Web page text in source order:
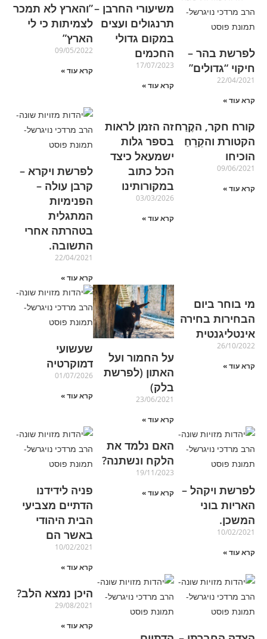
לפרשת בהר –
חיקוי “גדולים”
22/04/2021
קרא עוד »
משיעורי החרבן –
תרנגולים ועצים
במקום גדולי
החכמים
17/07/2023
קרא עוד »
‏‏”והארץ לא תמכר
לצמיתות כי לי
הארץ”
09/05/2022
קרא עוד »
קורח חקר, הקֶרַח
הקטורת והקֵרֵחַ
הוכיחו
09/06/2021
קרא עוד »
זה הזמן לראות
בספר גלות
ישמעאל כיצד
הכל כתוב
במקורותינו
03/03/2026
קרא עוד »
לפרשת ויקרא –
קרבן עולה –
הפנימיות
המתגלית
בטהרתה אחרי
התשובה.
22/04/2021
קרא עוד »
מי בוחר ביום
הבחירות בחירה
אינטליגנטית
26/10/2022
קרא עוד »
על החמור ועל
האתון (לפרשת
בלק)
23/06/2021
קרא עוד »
שעשועי
דמוקרטיה
01/07/2026
קרא עוד »
לפרשת ויקהל –
האריות בוני
המשכן.
10/02/2021
קרא עוד »
האם נלמד את
הלקח ונשתנה?
19/11/2023
קרא עוד »
פניה לידידנו
הדתיים מצביעי
הבית היהודי
באשר הם
10/02/2021
קרא עוד »
היכן נמצא הלב?
29/08/2021
קרא עוד »